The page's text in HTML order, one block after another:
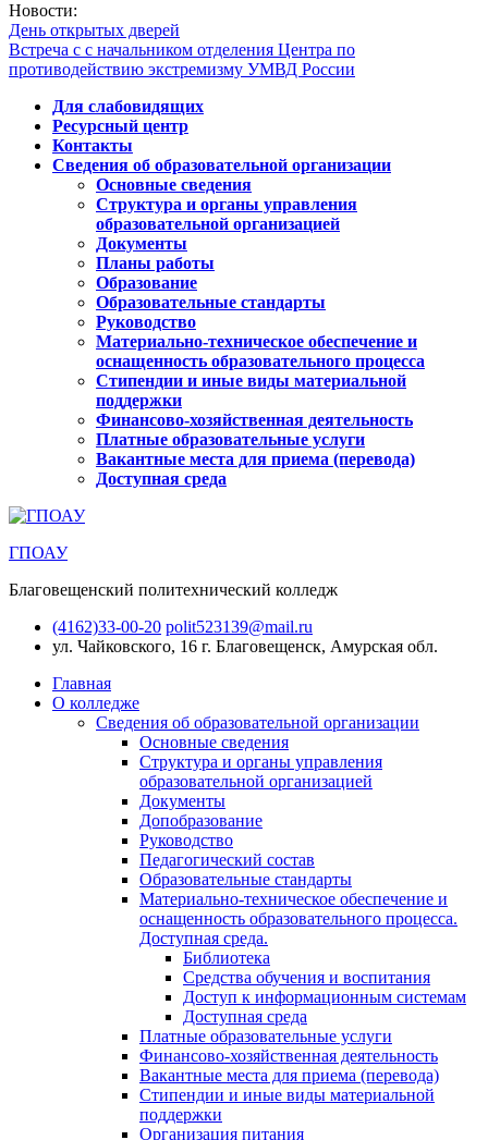
Новости:
День открытых дверей
Встреча с с начальником отделения Центра по
противодействию экстремизму УМВД России
Для слабовидящих
Ресурсный центр
Контакты
Сведения об образовательной организации
Основные сведения
Структура и органы управления
образовательной организацией
Документы
Планы работы
Образование
Образовательные стандарты
Руководство
Материально-техническое обеспечение и
оснащенность образовательного процесса
Стипендии и иные виды материальной
поддержки
Финансово-хозяйственная деятельность
Платные образовательные услуги
Вакантные места для приема (перевода)
Доступная среда
ГПОАУ
Благовещенский политехнический колледж
(4162)33-00-20 polit523139@mail.ru
ул. Чайковского, 16 г. Благовещенск, Амурская обл.
Главная
О колледже
Сведения об образовательной организации
Основные сведения
Структура и органы управления
образовательной организацией
Документы
Допобразование
Руководство
Педагогический состав
Образовательные стандарты
Материально-техническое обеспечение и
оснащенность образовательного процесса.
Доступная среда.
Библиотека
Средства обучения и воспитания
Доступ к информационным системам
Доступная среда
Платные образовательные услуги
Финансово-хозяйственная деятельность
Вакантные места для приема (перевода)
Стипендии и иные виды материальной
поддержки
Организация питания